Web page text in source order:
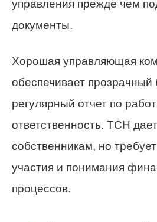
управления прежде чем
документы.
Хорошая управляющая
обеспечивает прозрачный
регулярный отчет по
ответственность. ТСН
собственникам, но
участия и понимания
процессов.